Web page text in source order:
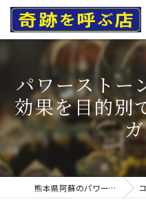
パワーストー
効果を目的別
熊本県阿蘇のパワーストーンなら奇跡を呼ぶ店 コラム